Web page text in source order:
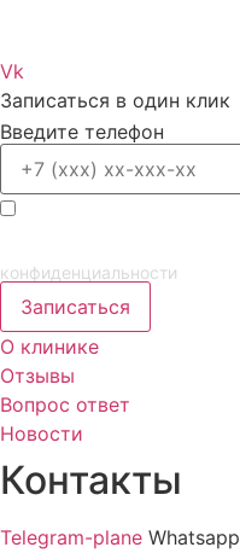
Vk
Записаться в один клик
Введите телефон
конфиденциальности
Записаться
О клинике
Отзывы
Вопрос ответ
Новости
Контакты
Telegram-plane Whatsapp